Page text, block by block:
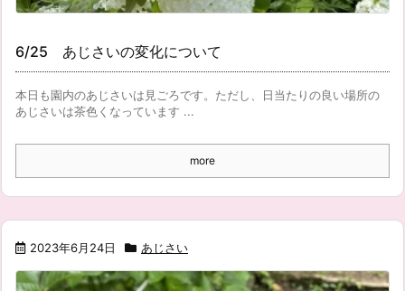
6/25 あじさいの変化について
本日も園内のあじさいは見ごろです。ただし、日当たりの良い場所の
あじさいは茶色くなっています ...
more
2023年6月24日 あじさい